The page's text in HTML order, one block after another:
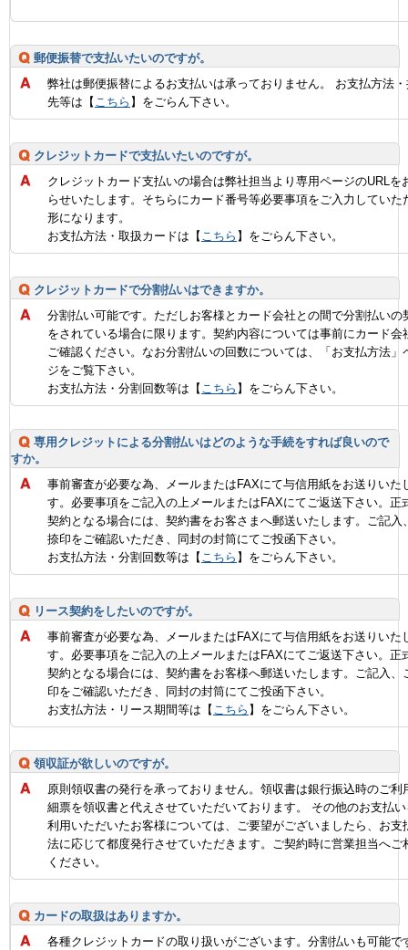
郵便振替で支払いたいのですが。
弊社は郵便振替によるお支払いは承っておりません。 お支払方法
先等は【 こちら 】をごらん下さい。
クレジットカードで支払いたいのですが。
クレジットカード支払いの場合は弊社担当より専用ページのURLを
らせいたします。そちらにカード番号等必要事項をご入力していた
形になります。
お支払方法・取扱カードは【 こちら 】をごらん下さい。
クレジットカードで分割払いはできますか。
分割払い可能です。ただしお客様とカード会社との間で分割払いの
をされている場合に限ります。契約内容については事前にカード会
ご確認ください。なお分割払いの回数については、「お支払方法」
ジをご覧下さい。
お支払方法・分割回数等は【 こちら 】をごらん下さい。
専用クレジットによる分割払いはどのような手続をすれば良いので
すか。
事前審査が必要な為、メールまたはFAXにて与信用紙をお送りいた
す。必要事項をご記入の上メールまたはFAXにてご返送下さい。正
契約となる場合には、契約書をお客さまへ郵送いたします。ご記入
捺印をご確認いただき、同封の封筒にてご投函下さい。
お支払方法・分割回数等は【 こちら 】をごらん下さい。
リース契約をしたいのですが。
事前審査が必要な為、メールまたはFAXにて与信用紙をお送りいた
す。必要事項をご記入の上メールまたはFAXにてご返送下さい。正
契約となる場合には、契約書をお客様へ郵送いたします。ご記入、
印をご確認いただき、同封の封筒にてご投函下さい。
お支払方法・リース期間等は【 こちら 】をごらん下さい。
領収証が欲しいのですが。
原則領収書の発行を承っておりません。領収書は銀行振込時のご利
細票を領収書と代えさせていただいております。 その他のお支払
利用いただいたお客様については、ご要望がございましたら、お支
法に応じて都度発行させていただきます。ご契約時に営業担当へご
ください。
カードの取扱はありますか。
各種クレジットカードの取り扱いがございます。分割払いも可能で